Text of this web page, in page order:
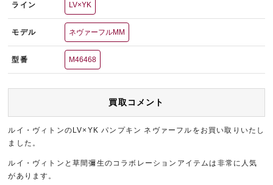
ライン LV×YK
モデル ネヴァーフルMM
型番 M46468
買取コメント
ルイ・ヴィトンのLV×YK パンプキン ネヴァーフルをお買い取りいたし
ました。
ルイ・ヴィトンと草間彌生のコラボレーションアイテムは非常に人気
があります。